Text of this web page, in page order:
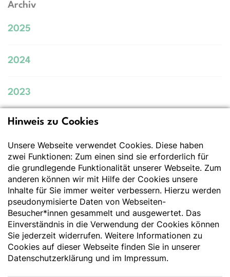
Archiv
2025
2024
2023
für Ernährung e.V.
Der Wissenschaft verpflichtet - Ihre Partnerin für
Essen und Trinken
Deutsche Gesellschaft für Ernährung e. V.
Godesberger Allee 136
53175 Bonn
Tel:+49 228 3776-600
Fax:
+49 228 3776-800
webmaster@dge.de
Hinweis zu Cookies
Unsere Webseite verwendet Cookies. Diese haben
zwei Funktionen: Zum einen sind sie erforderlich für
die grundlegende Funktionalität unserer Webseite. Zum
anderen können wir mit Hilfe der Cookies unsere
Inhalte für Sie immer weiter verbessern. Hierzu werden
pseudonymisierte Daten von Webseiten-
Besucher*innen gesammelt und ausgewertet. Das
Einverständnis in die Verwendung der Cookies können
Sie jederzeit widerrufen. Weitere Informationen zu
Cookies auf dieser Webseite finden Sie in unserer
Datenschutzerklärung und im Impressum.